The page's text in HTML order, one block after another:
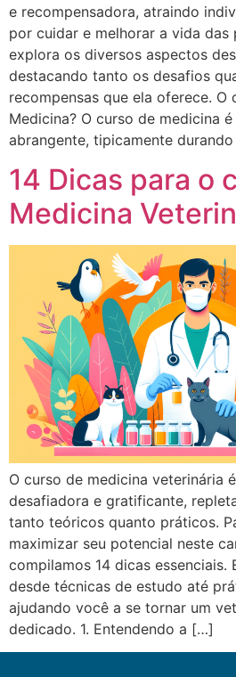
e recompensadora, atraindo
por cuidar e melhorar a vida das
explora os diversos aspectos
destacando tanto os desafios
recompensas que ela oferece. O
Medicina? O curso de medicina
abrangente, tipicamente
14 Dicas para o
Medicina
O curso de medicina veterinária
desafiadora e gratificante,
tanto teóricos quanto práticos.
maximizar seu potencial neste
compilamos 14 dicas essenciais.
desde técnicas de estudo até
ajudando você a se tornar um
dedicado. 1. Entendendo a […]